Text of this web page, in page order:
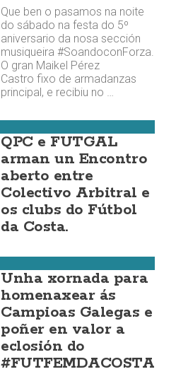
Que ben o pasamos na noite
do sábado na festa do 5º
aniversario da nosa sección
musiqueira #SoandoconForza.
O gran Maikel Pérez
Castro fixo de armadanzas
principal, e recibiu no …
QPC e FUTGAL
arman un Encontro
aberto entre
Colectivo Arbitral e
os clubs do Fútbol
da Costa.
Unha xornada para
homenaxear ás
Campioas Galegas e
poñer en valor a
eclosión do
#FUTFEMDACOSTA